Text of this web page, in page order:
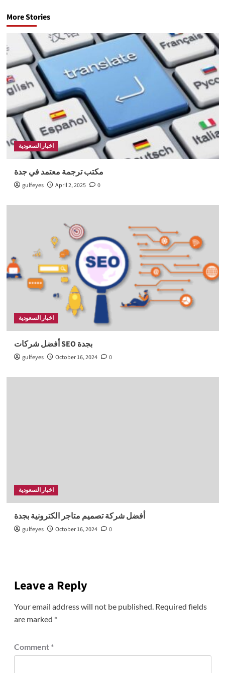
More Stories
اخبار السعودية
مكتب ترجمة معتمد في جدة
gulfeyes April 2, 2025 0
اخبار السعودية
أفضل شركات SEO بجدة
gulfeyes October 16, 2024 0
اخبار السعودية
أفضل شركة تصميم متاجر الكترونية بجدة
gulfeyes October 16, 2024 0
Leave a Reply
Your email address will not be published. Required fields
are marked *
Comment *